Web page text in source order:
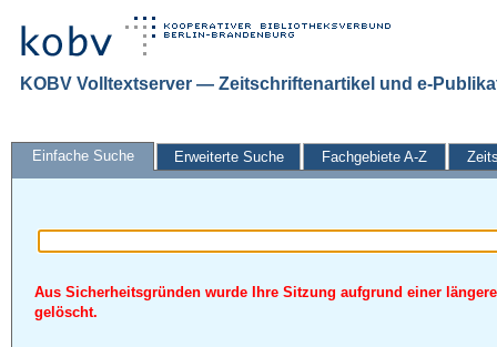
KOBV Volltextserver — Zeitschriftenartikel und e-
Einfache Suche Erweiterte Suche Fachgebiete A-Z
Aus Sicherheitsgründen wurde Ihre Sitzung aufgrund einer
gelöscht.